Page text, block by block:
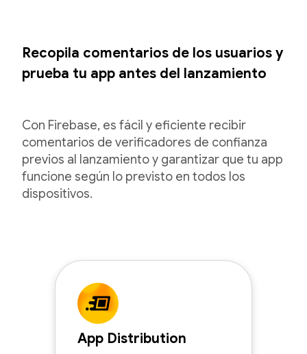
Recopila comentarios de los usuarios y
prueba tu app antes del lanzamiento
Con Firebase, es fácil y eficiente recibir
comentarios de verificadores de confianza
previos al lanzamiento y garantizar que tu app
funcione según lo previsto en todos los
dispositivos.
App Distribution